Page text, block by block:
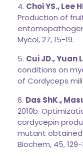
4. Choi YS., Lee
Production of
Mycol, 27, 15-19.
5. Cui JD., Yuan
conditions on
of Cordyceps
6. Das ShK.,
2010b.
cordycepin
mutant obtained
Biochem, 45, 129-